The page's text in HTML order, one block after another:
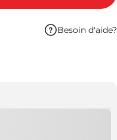
Besoin d'aide?